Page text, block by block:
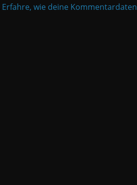
Erfahre, wie deine Kommentardaten